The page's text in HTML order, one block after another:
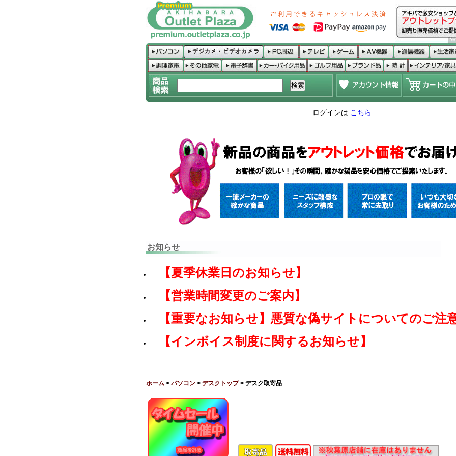
ログインは こちら
お知らせ
【夏季休業日のお知らせ】
【営業時間変更のご案内】
【重要なお知らせ】悪質な偽サイトについてのご注
【インボイス制度に関するお知らせ】
ホーム > パソコン > デスクトップ> デスク取寄品